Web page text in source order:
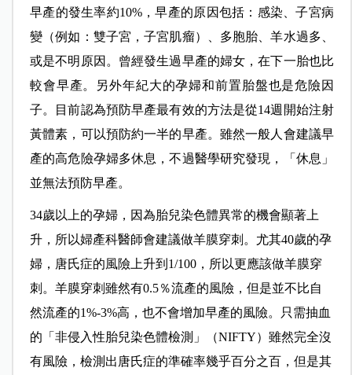
早產的發生率約10%，早產的原因包括：感染、子宮病
變（例如：雙子宮，子宮肌瘤）、多胞胎、羊水過多、
或是不明原因。曾經發生過早產的婦女，在下一胎也比
較會早產。另外年紀大的孕婦和前置胎盤也是危險因
子。目前認為預防早產最有效的方法是從14週開始注射
黃體素，可以預防約一半的早產。雖然一般人會建議早
產的高危險孕婦多休息，不過醫學研究發現，「休息」
並無法預防早產。
34歲以上的孕婦，因為胎兒染色體異常的機會顯著上
升，所以婦產科醫師會建議做羊膜穿刺。尤其40歲的孕
婦，唐氏症的風險上升到1/100，所以更應該做羊膜穿
刺。羊膜穿刺雖然有0.5％流產的風險，但是並不比自
然流產的1%-3%高，也不會增加早產的風險。只需抽血
的「非侵入性胎兒染色體檢測」（NIFTY）雖然完全沒
有風險，檢測出唐氏症的準確率幾乎百分之百，但是其